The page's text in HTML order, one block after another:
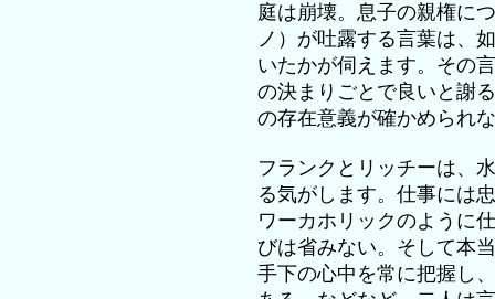
庭は崩壊。息子の親権に
ノ）が吐露する言葉は、
いたかが伺えます。その
の決まりごとで良いと謝
の存在意義が確かめられ
フランクとリッチーは、
る気がします。仕事には
ワーカホリックのように
びは省みない。そして本
手下の心中を常に把握し